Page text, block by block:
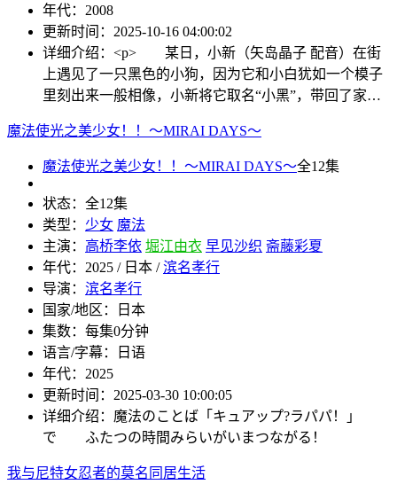
年代： 2008
更新时间： 2025-10-16 04:00:02
详细介绍： <p> 某日，小新（矢岛晶子 配音）在街
上遇见了一只黑色的小狗，因为它和小白犹如一个模子
里刻出来一般相像，小新将它取名“小黑”，带回了家…
魔法使光之美少女！！～MIRAI DAYS～
魔法使光之美少女！！～MIRAI DAYS～全12集
状态： 全12集
类型： 少女 魔法
主演： 高桥李依 堀江由衣 早见沙织 斋藤彩夏
年代： 2025 / 日本 /滨名孝行
导演： 滨名孝行
国家/地区：
日本
集数： 每集0分钟
语言/字幕：
日语
年代： 2025
更新时间： 2025-03-30 10:00:05
详细介绍： 魔法のことば「キュアップ?ラパパ！」
で ふたつの時間みらいがいまつながる！
我与尼特女忍者的莫名同居生活